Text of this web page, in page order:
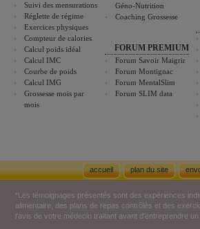
Suivi des mensurations
Réglette de régime
Exercices physiques
Compteur de calories
Calcul poids idéal
Calcul IMC
Courbe de poids
Calcul IMG
Grossesse mois par
mois
Géno-Nutrition
Coaching Grossesse
FORUM PREMIUM
Forum Savoir Maigrir
Forum Montignac
Forum MentalSlim
Forum SLIM data
accueil plan du site
*Les témoignages présentés sont des expériences
alimentaire, des plans de repas contrôlés et des
l'avis de votre médecin traitant avant d'entreprendre